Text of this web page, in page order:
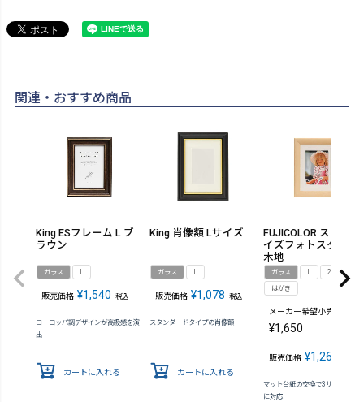
関連・おすすめ商品
King ESフレーム L ブ
ラウン
ガラス L
販売価格 ¥1,540 税込
ヨーロッパ調デザインが高級感を演
出
カートに入れる
King 肖像額 Lサイズ
ガラス L
販売価格 ¥1,078 税込
スタンダードタイプの肖像額
カートに入れる
FUJICOLOR スリーサ
イズフォトスタンド
木地
ガラス L
2L
はがき
メーカー希望小売価格
¥1,650
販売価格 ¥1,265
マット台紙の交換で3サイズの写真
に対応